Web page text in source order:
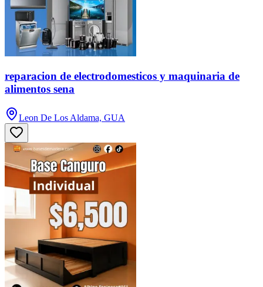
reparacion de electrodomesticos y maquinaria de
alimentos sena
Leon De Los Aldama, GUA